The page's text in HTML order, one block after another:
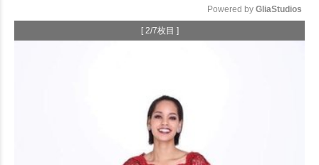
Powered by GliaStudios
[ 2/7枚目 ]